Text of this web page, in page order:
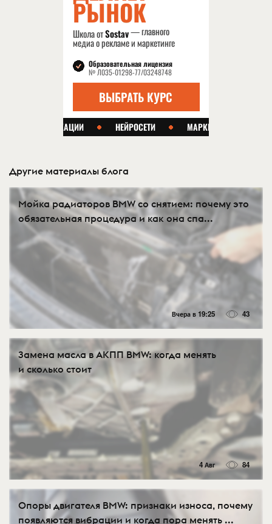
Другие материалы блога
Мойка радиаторов BMW со снятием: почему это
обязательная процедура и как она спа...
Вчера в 19:25 43
Замена масла в АКПП BMW: когда менять
и сколько стоит
4 Авг 84
Опоры двигателя BMW: признаки износа, почему
появляются вибрации и когда пора менять ...